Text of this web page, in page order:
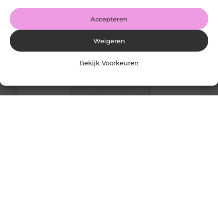
Accepteren
Weigeren
Bekijk Voorkeuren